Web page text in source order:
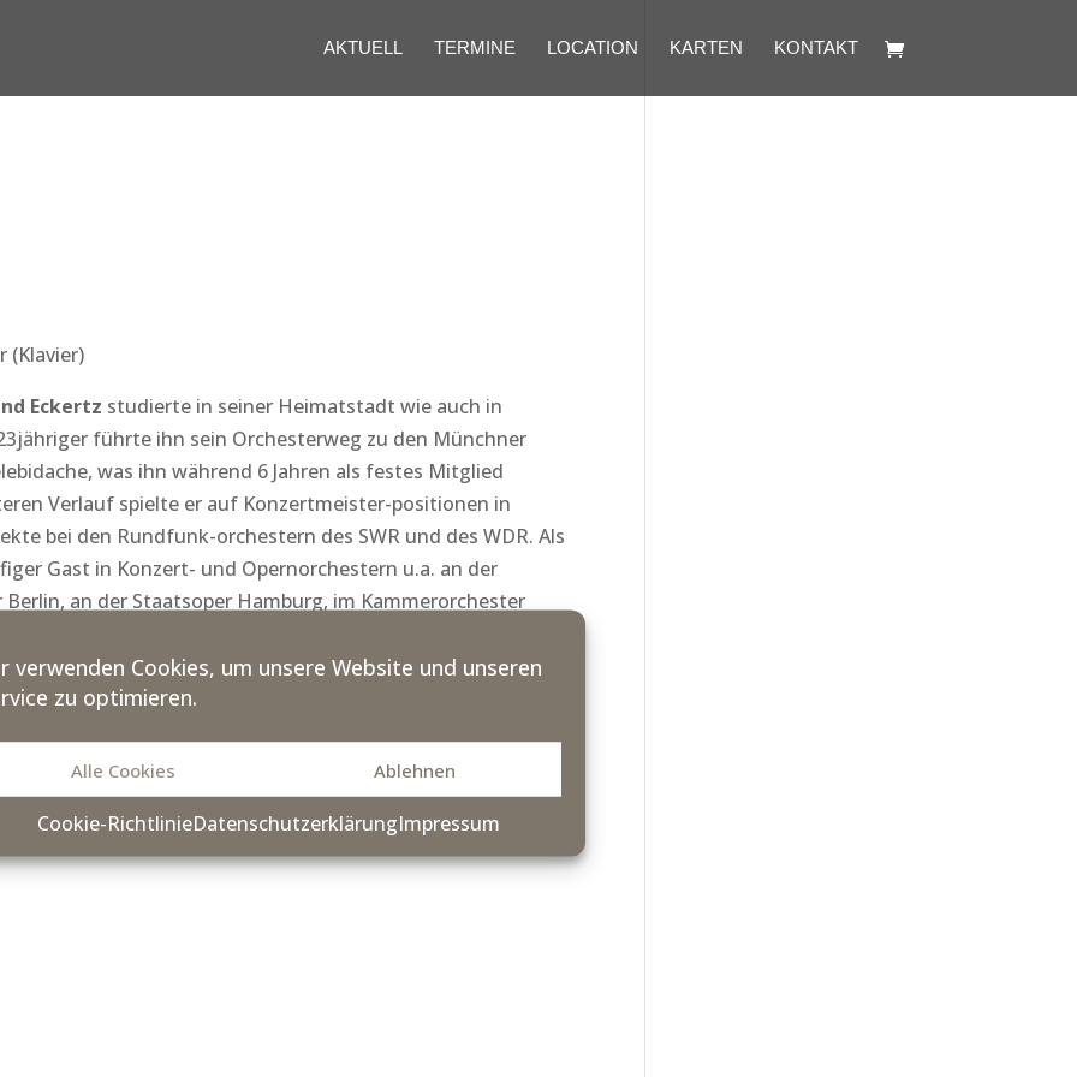
verwenden Cookies, um unsere Website und unseren
zu optimieren.
Alle Cookies Ablehnen
Cookie-RichtlinieDatenschutzerklärungImpressum
AKTUELL TERMINE LOCATION KARTEN KONTAKT
(Klavier)
Eckertz studierte in seiner Heimatstadt wie auch in
führte ihn sein Orchesterweg zu den Münchner
was ihn während 6 Jahren als festes Mitglied
Verlauf spielte er auf Konzertmeister-positionen in
bei den Rundfunk-orchestern des SWR und des WDR. Als
Gast in Konzert- und Opernorchestern u.a. an der
an der Staatsoper Hamburg, im Kammerorchester
studierte Klavier bei Prof. Georg Sava an der
In entscheidendem Maße prägte während dieser Zeit die
musikalischen Präferenzen Frank Wassers, bei dem er das
Kammermusiker führten ihn seine Konzerte bisher in